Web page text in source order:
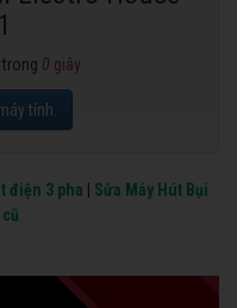
0 giây
tính.
điện 3 pha
Sửa Máy Hút Bụi